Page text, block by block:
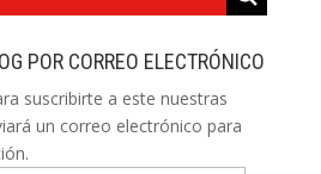
POR CORREO ELECTRÓNICO
suscribirte a este nuestras
un correo electrónico para